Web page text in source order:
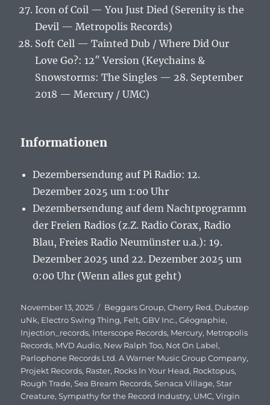
Icon of Coil — You Just Died (Serenity is the
Devil — Metropolis Records)
Soft Cell — Tainted Dub / Where Did Our
Love Go?: 12″ Version (Keychains &
Snowstorms: The Singles — 28. September
2018 — Mercury / UMC)
Informationen
Dezembersendung auf Pi Radio: 12.
Dezember 2025 um 1:00 Uhr
Dezembersendung auf dem Nachtprogramm
der Freien Radios (z.Z. Radio Corax, Radio
Blau, Freies Radio Neumünster u.a.): 19.
Dezember 2025 und 22. Dezember 2025 um
0:00 Uhr (Wenn alles gut geht)
Veröffentlicht
am
November 13, 2025 Schlagwörter
Beggars Group,Cherry Red, Dubstep
uNk, Electro Swing Thing, Felt,GBV Inc.,Géographie,
Injection_records, Interscope Records, Mercury, Metropolis
Records, MVD Audio, New Ralph Too, Not On Label,
Parlophone Records Ltd. A Warner Music Group Company,
Projekt Records, Raster, Rocks In Your Head, Rocktopus,
Rough Trade,Sea Bream Records,Senaca Village,Star
Creature,Sympathy for the Record Industry, UMC,Virgin